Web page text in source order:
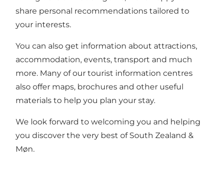
share personal recommendations tailored to
your interests.
You can also get information about attractions,
accommodation, events, transport and much
more. Many of our tourist information centres
also offer maps, brochures and other useful
materials to help you plan your stay.
We look forward to welcoming you and helping
you discover the very best of South Zealand &
Møn.